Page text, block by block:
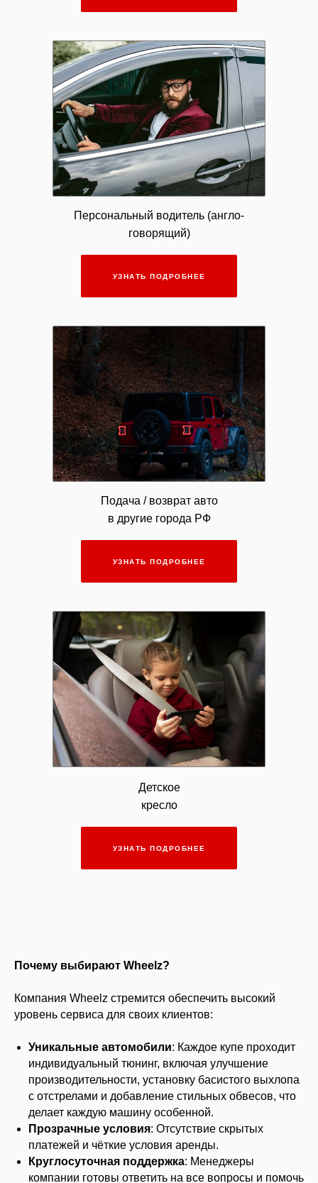
Подача / возврат авто
в другие города РФ
УЗНАТЬ ПОДРОБНЕЕ
Персональный водитель (англо-
говорящий)
УЗНАТЬ ПОДРОБНЕЕ
Детское
кресло
УЗНАТЬ ПОДРОБНЕЕ
Почему выбирают Wheelz?
Компания Wheelz стремится обеспечить высокий
уровень сервиса для своих клиентов:
Уникальные автомобили: Каждое купе проходит
индивидуальный тюнинг, включая улучшение
производительности, установку басистого выхлопа
с отстрелами и добавление стильных обвесов, что
делает каждую машину особенной.
Прозрачные условия: Отсутствие скрытых
платежей и чёткие условия аренды.
Круглосуточная поддержка: Менеджеры
компании готовы ответить на все вопросы и помочь